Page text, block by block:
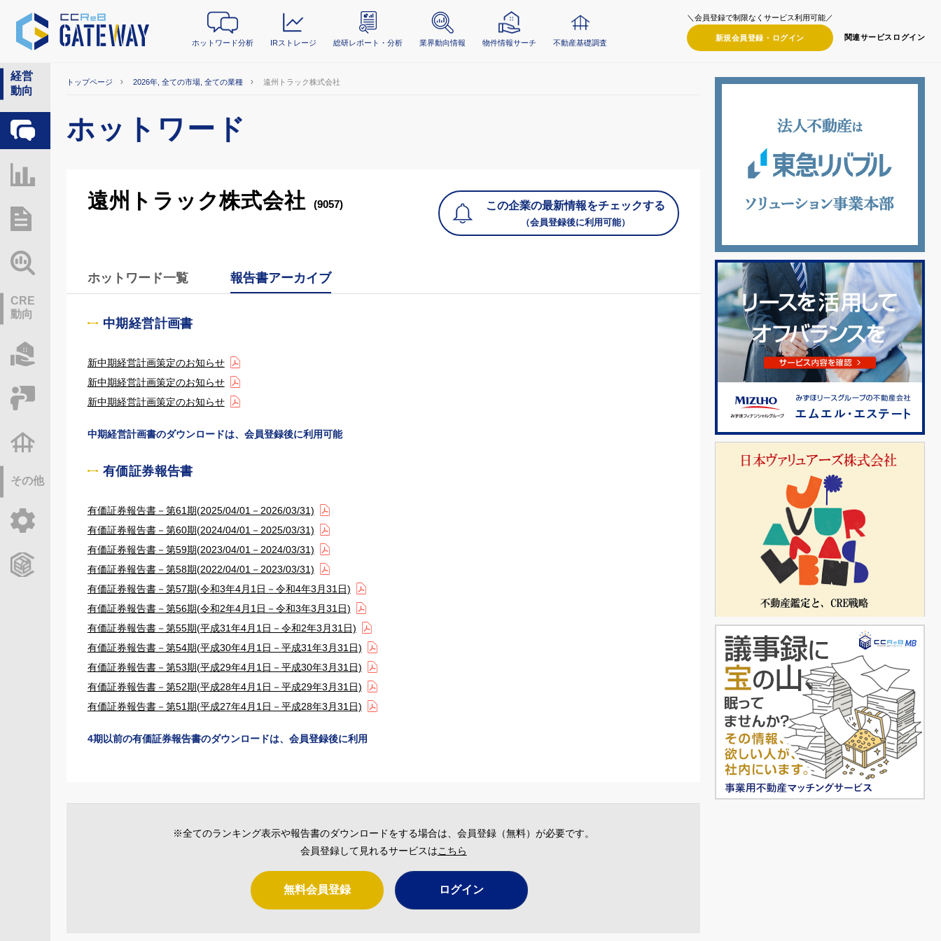
ホットワード分析 IRストレージ 総研レポート・分析 業界動向情報 物件情報サーチ 不動産基礎調査
＼会員登録で制限なくサービス利用可能／
新規会員登録・ ログイン 関連サービス ログイン
経営
動向
ホットワード分析
CRE
動向
セミナー・研修
不動産基礎調査
その他
CCReBサービスのご案内
トップページ 2026年, 全ての市場, 全ての業種 遠州トラック株式会社
ホットワード
遠州トラック株式会社 (9057) この企業の最新情報をチェックする
（会員登録後に利用可能）
ホットワード一覧 報告書アーカイブ
中期経営計画書
新中期経営計画策定のお知らせ
新中期経営計画策定のお知らせ
新中期経営計画策定のお知らせ
中期経営計画書のダウンロードは、会員登録後に利用可能
有価証券報告書
有価証券報告書－第61期(2025/04/01－2026/03/31)
有価証券報告書－第60期(2024/04/01－2025/03/31)
有価証券報告書－第59期(2023/04/01－2024/03/31)
有価証券報告書－第58期(2022/04/01－2023/03/31)
有価証券報告書－第57期(令和3年4月1日－令和4年3月31日)
有価証券報告書－第56期(令和2年4月1日－令和3年3月31日)
有価証券報告書－第55期(平成31年4月1日－令和2年3月31日)
有価証券報告書－第54期(平成30年4月1日－平成31年3月31日)
有価証券報告書－第53期(平成29年4月1日－平成30年3月31日)
有価証券報告書－第52期(平成28年4月1日－平成29年3月31日)
有価証券報告書－第51期(平成27年4月1日－平成28年3月31日)
4期以前の有価証券報告書のダウンロードは、会員登録後に利用
※全てのランキング表示や報告書のダウンロードをする場合は、会員登録（無料）が必要です。
会員登録して見れるサービスはこちら
無料会員登録 ログイン